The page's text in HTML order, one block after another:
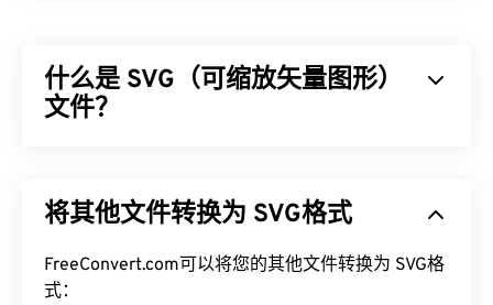
用作 JPEG、无损压缩图像文件、带图层的图像或页
面的容器
打开 TIFF 文件最常用的程序是 Windows 版
Viewer和 macOS 版Apple Preview。您可以使用一
款名为XnView MP 的免费独立程序。如果您在打开
TIFF 文件时遇到问题，也可以使用我们的
什么是 SVG（可缩放矢量图形）
文件？
矢量图形，并支持有限的动画。正如其名称所示，使
类型可以在不损失图像质量的情况下调整大小。此
外，SVG 的独特之处在于它不是一种图像格式。相
将其他文件转换为 SVG格式
FreeConvert.com可以将您的其他文件转换为 SVG格
式：